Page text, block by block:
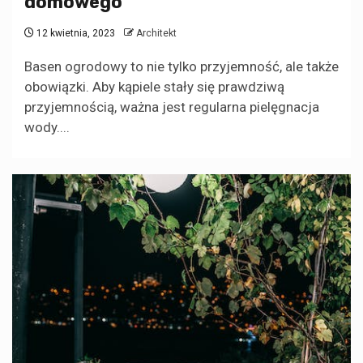
12 kwietnia, 2023 Architekt
Basen ogrodowy to nie tylko przyjemność, ale także
obowiązki. Aby kąpiele stały się prawdziwą
przyjemnością, ważna jest regularna pielęgnacja
wody....